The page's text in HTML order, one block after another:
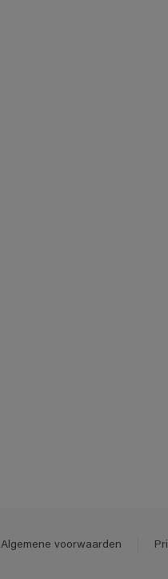
Algemene voorwaarden